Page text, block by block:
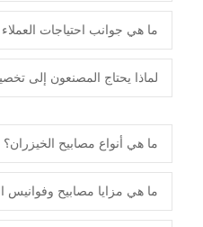
ما هي جوانب احتياجات
لماذا يحتاج المصنعون إلى
ما هي أنواع مصابيح الخيزران؟
ما هي مزايا مصابيح وفوانيس